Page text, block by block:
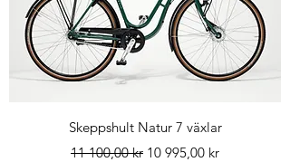
Skeppshult Natur 7 växlar
Ordinarie pris
11 100,00 kr Reapris
10 995,00 kr